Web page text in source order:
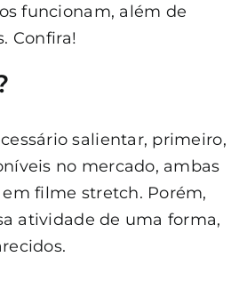
funcionam, além de
Confira!
salientar, primeiro,
no mercado, ambas
filme stretch. Porém,
atividade de uma forma,